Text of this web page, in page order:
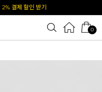
원 즉시 할인 쿠폰
0